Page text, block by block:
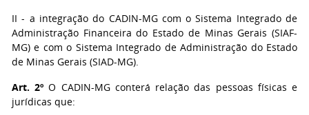
II - a integração do CADIN-MG com o Sistema Integrado de
Administração Financeira do Estado de Minas Gerais (SIAF-
MG) e com o Sistema Integrado de Administração do Estado
de Minas Gerais (SIAD-MG).
Art. 2º O CADIN-MG conterá relação das pessoas físicas e
jurídicas que: